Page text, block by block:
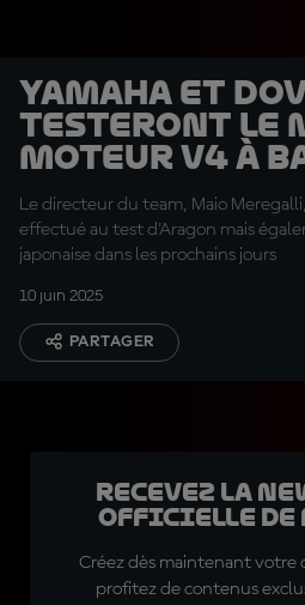
Yamaha et
testeront le
moteur V4 à
Le directeur du team, Maio
effectué au test d'Aragon mais
japonaise dans les prochains jours
10 juin 2025
PARTAGER
Recevez la
officielle de
Créez dès maintenant votre
profitez de contenus